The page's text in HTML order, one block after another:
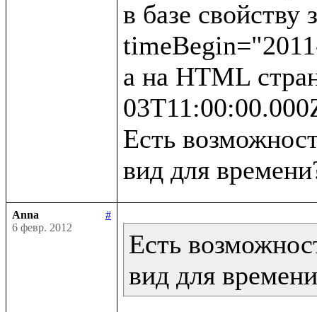
в базе свойству
а на HTML
Есть
Anna
#
6 февр. 2012
Есть
вид для